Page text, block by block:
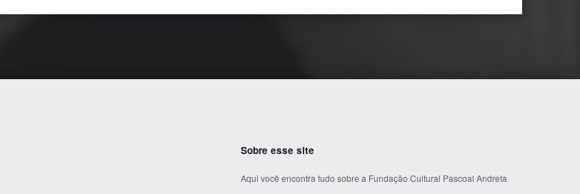
Sobre esse site
Aqui você encontra tudo sobre a Fundação Cultural Pascoal Andreta